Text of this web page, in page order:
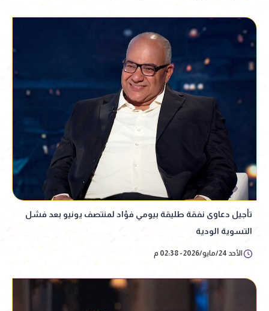
تأجيل دعاوى نفقة طليقة بيومي فؤاد لمنتصف يونيو بعد فشل
التسوية الودية
الأحد 24/مايو/2026 - 02:38 م